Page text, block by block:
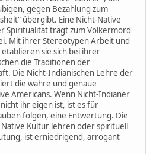
gegen Bezahlung zum
übergibt. Eine Nicht-Native
Spiritualität trägt zum Völkermord
Mit ihrer Stereotypen Arbeit und
sie sich bei ihrer
die Traditionen der
Die Nicht-Indianischen Lehre der
die wahre und genaue
Americans. Wenn Nicht-Indianer
ihr eigen ist, ist es für
folgen, eine Entwertung. Die
Native Kultur lehren oder spirituell
ist erniedrigend, arrogant